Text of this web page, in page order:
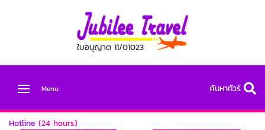
ใบอนุญาต 11/01023
Menu ค้นหาทัวร์
Hotline (24 hours)